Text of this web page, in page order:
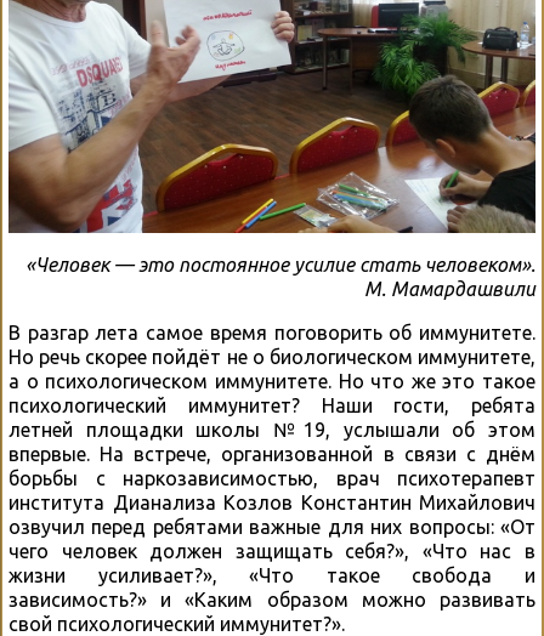
«Человек — это постоянное усилие стать человеком».
М. Мамардашвили
В разгар лета самое время поговорить об иммунитете.
Но речь скорее пойдёт не о биологическом иммунитете,
а о психологическом иммунитете. Но что же это такое
психологический иммунитет? Наши гости, ребята
летней площадки школы №19, услышали об этом
впервые. На встрече, организованной в связи с днём
борьбы с наркозависимостью, врач психотерапевт
института Дианализа Козлов Константин Михайлович
озвучил перед ребятами важные для них вопросы: «От
чего человек должен защищать себя?», «Что нас в
жизни усиливает?», «Что такое свобода и
зависимость?» и «Каким образом можно развивать
свой психологический иммунитет?».